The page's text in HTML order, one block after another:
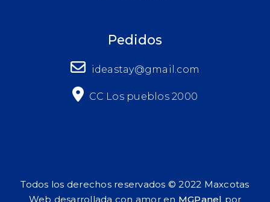
Pedidos
ideastay@gmail.com
CC Los pueblos 2000
Todos los derechos reservados © 2022 Maxcotas
Web desarrollada con amor en MGPanel por